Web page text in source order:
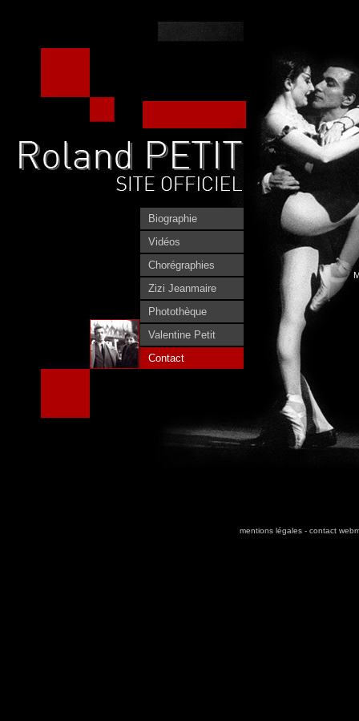
Biographie
Vidéos
Chorégraphies
Zizi Jeanmaire
Photothèque
Valentine Petit
Contact
mentions légales - contact